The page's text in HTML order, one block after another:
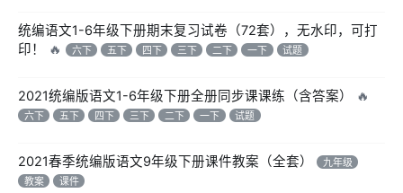
统编语文1-6年级下册期末复习试卷（72套），无水印，可打
印！
🔥 六下 五下 四下 三下 二下 一下 试题
2021统编版语文1-6年级下册全册同步课课练（含答案） 🔥
六下 五下 四下 三下 二下 一下 试题
2021春季统编版语文9年级下册课件教案（全套）
九年级
教案
课件